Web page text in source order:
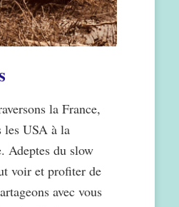
la France,
les USA à la
Adeptes du slow
voir et profiter de
avec vous